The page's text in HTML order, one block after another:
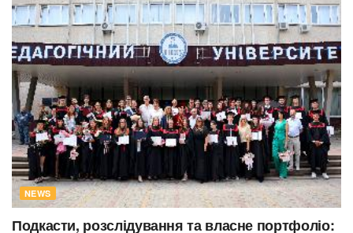
NEWS
Подкасти, розслідування та власне портфоліо: